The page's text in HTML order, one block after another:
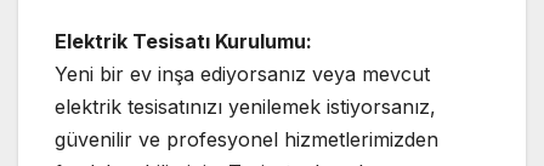
Elektrik Tesisatı Kurulumu:
Yeni bir ev inşa ediyorsanız veya mevcut
elektrik tesisatınızı yenilemek istiyorsanız,
güvenilir ve profesyonel hizmetlerimizden